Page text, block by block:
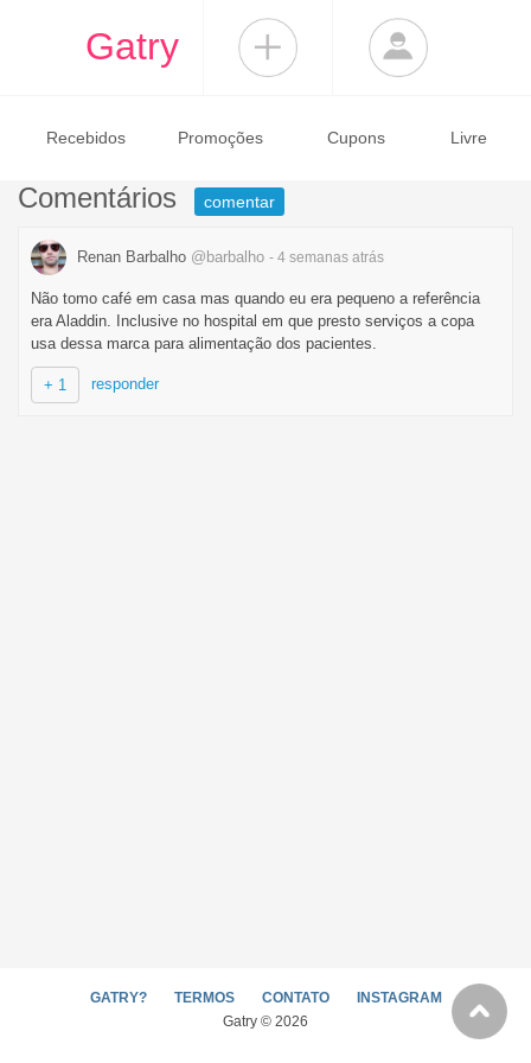
Gatry
Recebidos Promoções Cupons Livre
Comentários comentar
Renan Barbalho @barbalho - 4 semanas atrás
Não tomo café em casa mas quando eu era pequeno a referência
era Aladdin. Inclusive no hospital em que presto serviços a copa
usa dessa marca para alimentação dos pacientes.
+ 1 responder
GATRY? TERMOS CONTATO
INSTAGRAM
Gatry © 2026